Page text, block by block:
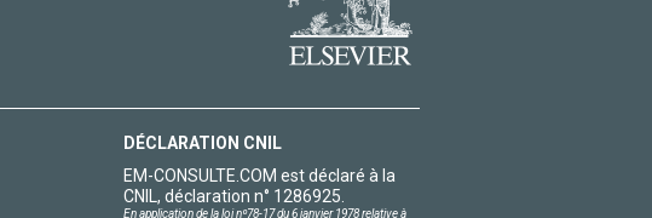
DÉCLARATION CNIL
EM-CONSULTE.COM est déclaré à la
CNIL, déclaration n° 1286925.
En application de la loi nº78-17 du 6 janvier 1978 relative à